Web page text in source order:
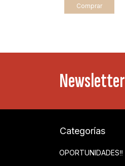
Comprar
Newsletter
Categorías
OPORTUNIDADES‼️